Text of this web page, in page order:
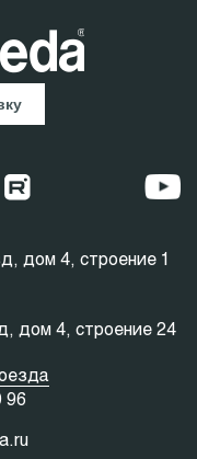
дом 4, строение 1
дом 4, строение 24
96